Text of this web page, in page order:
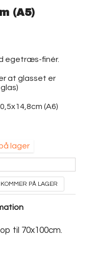
(A5)
egetræs-finér.
at glasset er
(A6)
lager
PÅ LAGER
til 70x100cm.